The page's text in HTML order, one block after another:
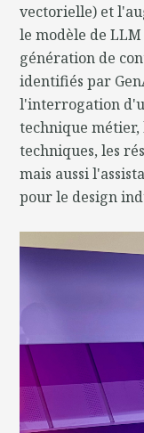
vectorielle) et
le modèle de
génération de
identifiés par
l'interrogation
technique
techniques, les
mais aussi
pour le design